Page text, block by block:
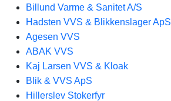
Billund Varme & Sanitet A/S
Hadsten VVS & Blikkenslager ApS
Agesen VVS
ABAK VVS
Kaj Larsen VVS & Kloak
Blik & VVS ApS
Hillerslev Stokerfyr